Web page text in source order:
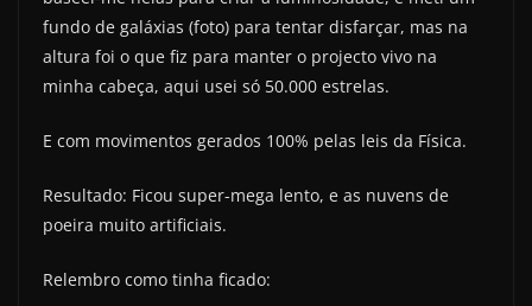
fundo de galáxias (foto) para tentar disfarçar, mas na
altura foi o que fiz para manter o projecto vivo na
minha cabeça, aqui usei só 50.000 estrelas.
E com movimentos gerados 100% pelas leis da Física.
Resultado: Ficou super-mega lento, e as nuvens de
poeira muito artificiais.
Relembro como tinha ficado: